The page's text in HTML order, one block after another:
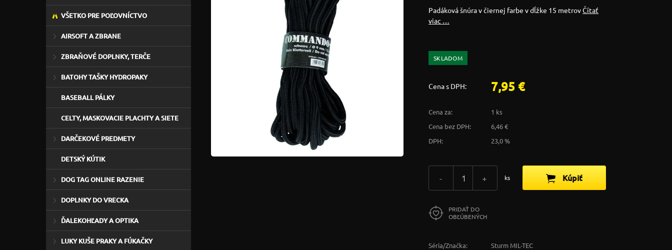
Padáková šnúra v čiernej farbe v dĺžke 15 metrovČítať
viac …
SKLADOM
Cena s DPH: 7,95 €
Cena za:
1 ks
Cena bez DPH:
6,46 €
DPH:
23,0 %
- + ks Kúpiť
PRIDAŤ DO
OBĽÚBENÝCH
Séria/Značka:
Sturm MIL-TEC
VŠETKO PRE POĽOVNÍCTVO
AIRSOFT A ZBRANE
ZBRAŇOVÉ DOPLNKY, TERČE
BATOHY TAŠKY HYDROPAKY
BASEBALL PÁLKY
CELTY, MASKOVACIE PLACHTY A SIETE
DARČEKOVÉ PREDMETY
DETSKÝ KÚTIK
DOG TAG ONLINE RAZENIE
DOPLNKY DO VRECKA
ĎALEKOHĽADY A OPTIKA
LUKY KUŠE PRAKY A FÚKAČKY